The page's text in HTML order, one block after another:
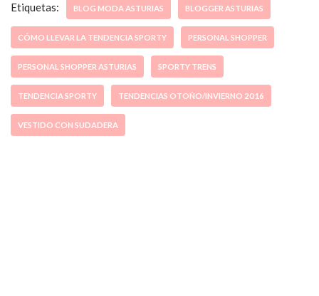
Etiquetas: BLOG MODA ASTURIAS BLOGGER ASTURIAS
CÓMO LLEVAR LA TENDENCIA SPORTY PERSONAL SHOPPER
PERSONAL SHOPPER ASTURIAS SPORTY TRENS
TENDENCIA SPORTY TENDENCIAS OTOÑO/INVIERNO 2016
VESTIDO CON SUDADERA